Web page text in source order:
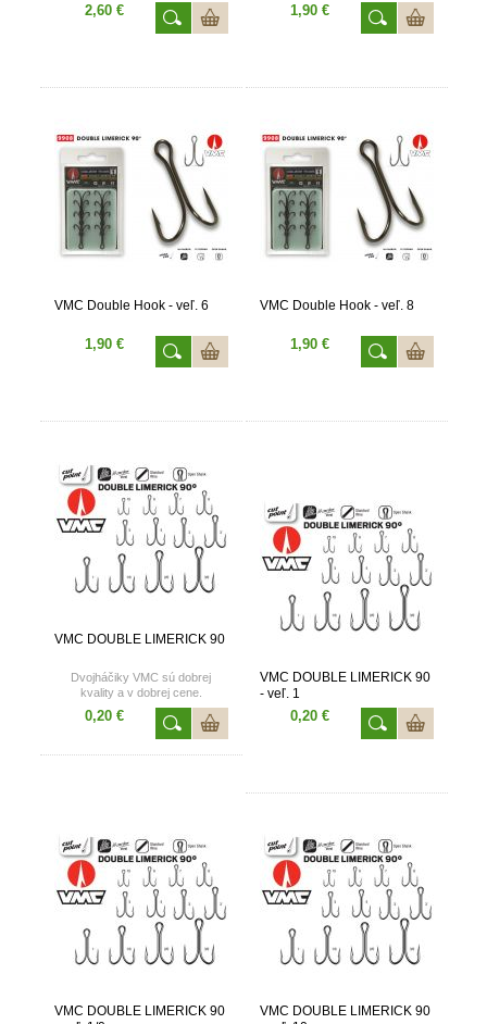
2,60 € 1,90 €
VMC Double Hook - veľ. 6
1,90 €
VMC Double Hook - veľ. 8
1,90 €
VMC DOUBLE LIMERICK 90
Dvojháčiky VMC sú dobrej
kvality a v dobrej cene.
Ponúkame Vám široké spektrum
veľkostí. Od najmenších na lov
malých dravých rýb až veľkosti
na lov šťúk či sumcov. Háčiky
Katalógové číslo VMC 9908
0,20 €
VMC DOUBLE LIMERICK 90
- veľ. 1
0,20 €
VMC DOUBLE LIMERICK 90
VMC DOUBLE LIMERICK 90